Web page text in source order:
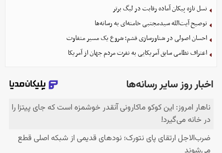
نسل تازه پیکان آماده رقابت در لیگ برتر
توصیح آیت‌الله سیدمجتبی خامنه‌ای به رسانه‌ها
احسان اصولی در شناورسازی قشم؛ شروع یک مسیر متفاوت
اعتراف نظامی سابق آمریکایی به نفرت مردم جهان از آمریکا